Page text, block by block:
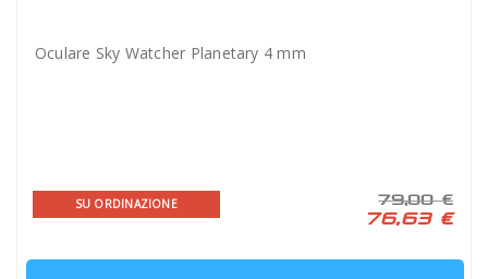
Oculare Sky Watcher Planetary 4 mm
SU ORDINAZIONE 79,00 €
76,63 €